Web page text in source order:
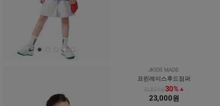
프린레이스후드점퍼
32,800원30% ↓
23,000원